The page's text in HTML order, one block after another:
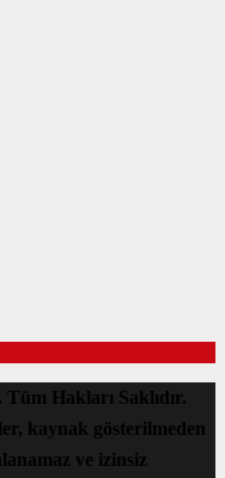
Hakları Saklıdır.
kaynak gösterilmeden
ve izinsiz